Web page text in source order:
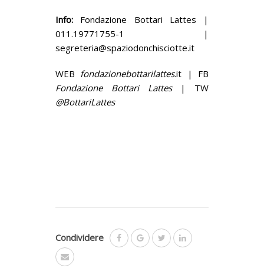
Info: Fondazione Bottari Lattes |
011.19771755-1 |
segreteria@spaziodonchisciotte.it
WEB fondazionebottarilattes.it | FB
Fondazione Bottari Lattes
| TW
@BottariLattes
Condividere